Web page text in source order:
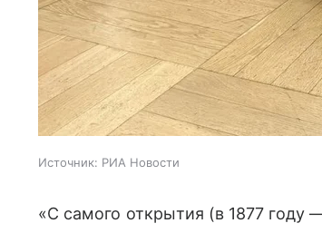
Источник: РИА Новости
«С самого открытия (в 1877 году